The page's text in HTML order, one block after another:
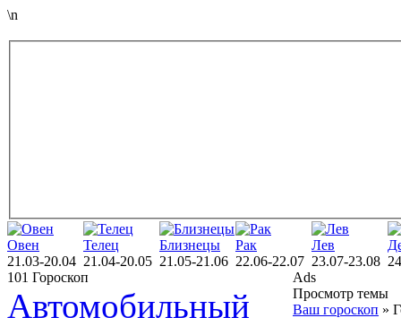
\n
Овен
21.03-20.04
Телец
21.04-20.05
Близнецы
21.05-21.06
Рак
22.06-22.07
Лев
23.07-23.08
101 Гороскоп
Автомобильный
Ads
Просмотр темы
Ваш гороскоп »